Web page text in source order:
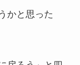
かと思った